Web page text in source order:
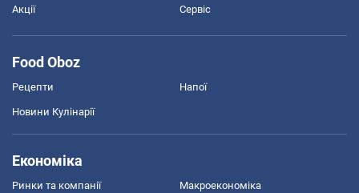
Акції Сервіс
Food Oboz
Рецепти Напої
Новини Кулінарії
Економіка
Ринки та компанії Макроекономіка